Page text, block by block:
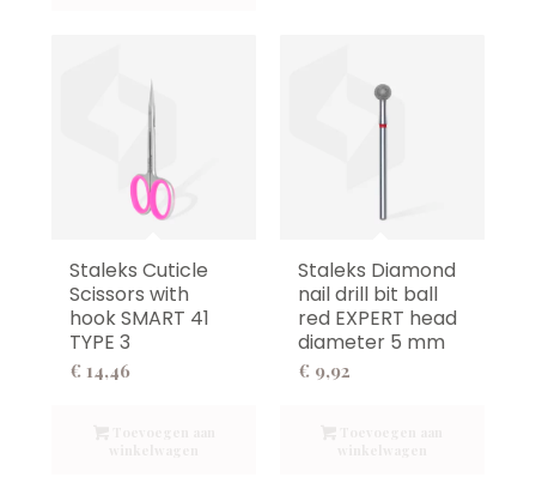
Staleks Cuticle
Scissors with
hook SMART 41
TYPE 3
€ 14,46
Staleks Diamond
nail drill bit ball
red EXPERT head
diameter 5 mm
€ 9,92